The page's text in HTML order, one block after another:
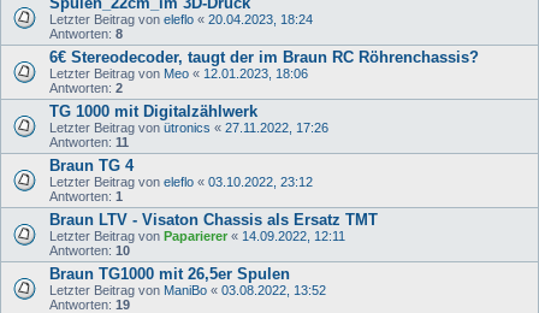
Letzter Beitrag von eleflo « 20.04.2023, 18:24
Antworten: 8
6€ Stereodecoder, taugt der im Braun RC Röhrenchassis?
Letzter Beitrag von Meo « 12.01.2023, 18:06
Antworten: 2
TG 1000 mit Digitalzählwerk
Letzter Beitrag von ütronics « 27.11.2022, 17:26
Antworten: 11
Braun TG 4
Letzter Beitrag von eleflo « 03.10.2022, 23:12
Antworten: 1
Braun LTV - Visaton Chassis als Ersatz TMT
Letzter Beitrag von Paparierer « 14.09.2022, 12:11
Antworten: 10
Braun TG1000 mit 26,5er Spulen
Letzter Beitrag von ManiBo « 03.08.2022, 13:52
Antworten: 19